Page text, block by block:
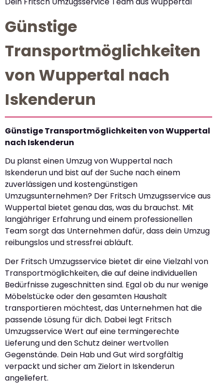
Günstige
Transportmöglichkeiten
von Wuppertal nach
Iskenderun
Günstige Transportmöglichkeiten von Wuppertal
nach Iskenderun
Du planst einen Umzug von Wuppertal nach
Iskenderun und bist auf der Suche nach einem
zuverlässigen und kostengünstigen
Umzugsunternehmen? Der Fritsch Umzugsservice aus
Wuppertal bietet genau das, was du brauchst. Mit
langjähriger Erfahrung und einem professionellen
Team sorgt das Unternehmen dafür, dass dein Umzug
reibungslos und stressfrei abläuft.
Der Fritsch Umzugsservice bietet dir eine Vielzahl von
Transportmöglichkeiten, die auf deine individuellen
Bedürfnisse zugeschnitten sind. Egal ob du nur wenige
Möbelstücke oder den gesamten Haushalt
transportieren möchtest, das Unternehmen hat die
passende Lösung für dich. Dabei legt Fritsch
Umzugsservice Wert auf eine termingerechte
Lieferung und den Schutz deiner wertvollen
Gegenstände. Dein Hab und Gut wird sorgfältig
verpackt und sicher am Zielort in Iskenderun
angeliefert.